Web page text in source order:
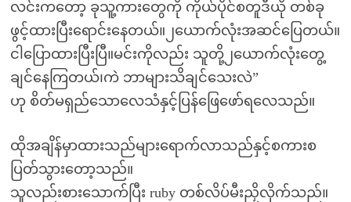
လင်းကတော့ ခုသူ့ကားတွေကို ကိုယ်ပိုင်စတူဒီယို တစ်ခု
ဖွင့်ထားပြီးရောင်းနေတယ်။၂ယောက်လုံးအဆင်ပြေတယ်။
ငါပြောထားပြီးပြီ။မင်းကိုလည်း သူတို့၂ယောက်လုံးတွေ့
ချင်နေကြတယ်၊ကဲ ဘာများသိချင်သေးလဲ”
ဟု စိတ်မရှည်သောလေသံနှင့်ပြန်ဖြေဖော်ရလေသည်။
ထိုအချိန်မှာထားသည်များရောက်လာသည်နှင့်စကားစ
ပြတ်သွားတော့သည်။
သူလည်းစားသောက်ပြီး ruby တစ်လိပ်မီးညှိလိုက်သည်။